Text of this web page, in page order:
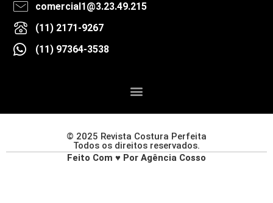
comercial1@3.23.49.215
(11) 2171-9267
(11) 97364-3538
© 2025 Revista Costura Perfeita
Todos os direitos reservados.
Feito Com ♥ Por Agência Cosso